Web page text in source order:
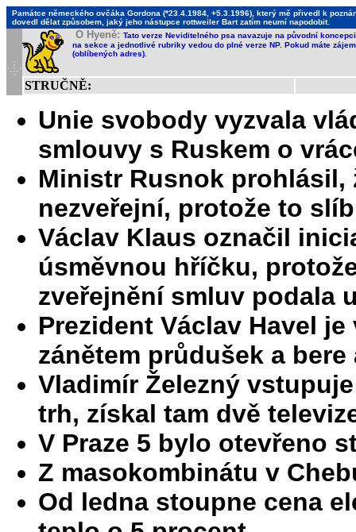
Památce německého ovčáka Gordona (*23.4.1984, +5.3.1996), který mě přivedl k
dovedl dělat způsobem, jaký jeho nástupce rottweiler Bart zatím neumí napodobit.
O Hyeně: Tato verze Neviditelného psa navazuje na původní
na sekce a jednotlivé rubriky vedou do plné verze NP. Pokud máte
(oblíbených adres).
STRUČNĚ:
Unie svobody vyzvala
smlouvy s Ruskem o
Ministr Rusnok prohlásil,
nezveřejní, protože to
Václav Klaus označil
úsměvnou hříčku,
zveřejnění smluv podala
Prezident Václav Havel
zánětem průdušek a
Vladimír Železný
trh, získal tam dvě
V Praze 5 bylo otevřeno
Z masokombinátu v
Od ledna stoupne cena